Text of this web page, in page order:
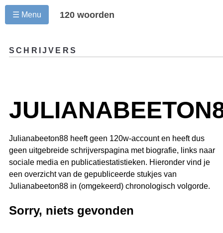
☰ Menu 120 woorden
SCHRIJVERS
Julianabeeton88 heeft geen 120w-account en heeft dus
geen uitgebreide schrijverspagina met biografie, links naar
sociale media en publicatiestatistieken. Hieronder vind je
een overzicht van de gepubliceerde stukjes van
Julianabeeton88 in (omgekeerd) chronologisch volgorde.
Sorry, niets gevonden